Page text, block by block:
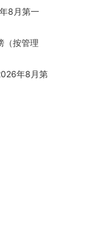
交所，爲
商
8月第一
（按管理
年8月第